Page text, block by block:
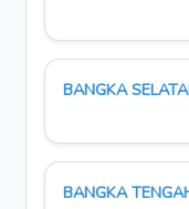
BANGKA
BANGKA